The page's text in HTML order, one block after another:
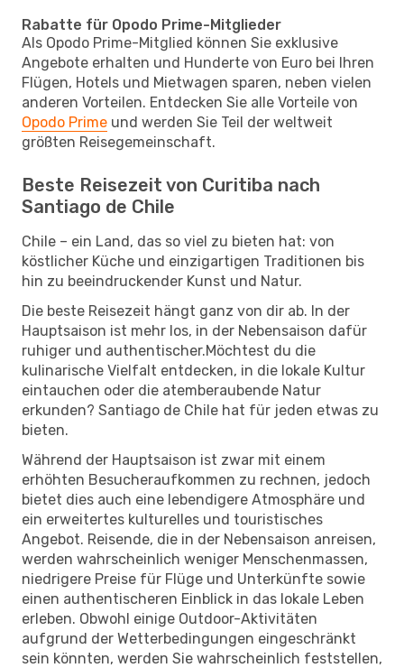
Rabatte für Opodo Prime-Mitglieder
Als Opodo Prime-Mitglied können Sie exklusive
Angebote erhalten und Hunderte von Euro bei Ihren
Flügen, Hotels und Mietwagen sparen, neben vielen
anderen Vorteilen. Entdecken Sie alle Vorteile von
Opodo Prime und werden Sie Teil der weltweit
größten Reisegemeinschaft.
Beste Reisezeit von Curitiba nach
Santiago de Chile
Chile – ein Land, das so viel zu bieten hat: von
köstlicher Küche und einzigartigen Traditionen bis
hin zu beeindruckender Kunst und Natur.
Die beste Reisezeit hängt ganz von dir ab. In der
Hauptsaison ist mehr los, in der Nebensaison dafür
ruhiger und authentischer.Möchtest du die
kulinarische Vielfalt entdecken, in die lokale Kultur
eintauchen oder die atemberaubende Natur
erkunden? Santiago de Chile hat für jeden etwas zu
bieten.
Während der Hauptsaison ist zwar mit einem
erhöhten Besucheraufkommen zu rechnen, jedoch
bietet dies auch eine lebendigere Atmosphäre und
ein erweitertes kulturelles und touristisches
Angebot. Reisende, die in der Nebensaison anreisen,
werden wahrscheinlich weniger Menschenmassen,
niedrigere Preise für Flüge und Unterkünfte sowie
einen authentischeren Einblick in das lokale Leben
erleben. Obwohl einige Outdoor-Aktivitäten
aufgrund der Wetterbedingungen eingeschränkt
sein könnten, werden Sie wahrscheinlich feststellen,